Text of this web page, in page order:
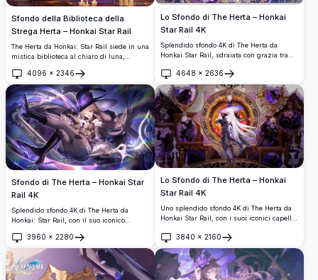
Sfondo della Biblioteca della
Strega Herta – Honkai Star Rail
The Herta da Honkai: Star Rail siede in una
mistica biblioteca al chiaro di luna,
circondata da antichi libri e candele. Uno
straordinario sfondo anime in 4K ad alta
risoluzione con un'atmosfera magica.
4096 × 2346
Apri
Lo Sfondo di The Herta – Honkai
Star Rail 4K
Splendido sfondo 4K di The Herta da
Honkai Star Rail, sdraiata con grazia tra
stellato, vestita con un elegante abito
gotico e lunghi capelli argentati.
4648 × 2636
Apri
Sfondo di The Herta – Honkai Star
Rail 4K
Splendido sfondo 4K di The Herta da
Honkai: Star Rail, con il suo iconico
e vorticosi swirl di energia magica viola.
Artwork ad alta risoluzione perfetto per
sfondi desktop.
3960 × 2280
Apri
Lo Sfondo di The Herta – Honkai
Star Rail 4K
Uno splendido sfondo 4K di The Herta da
Honkai Star Rail, con i suoi iconici capelli
in una mistica camera barocca con cornici
circolari dorate, ombre viola e affascinanti
silhouette scure.
3840 × 2160
Apri